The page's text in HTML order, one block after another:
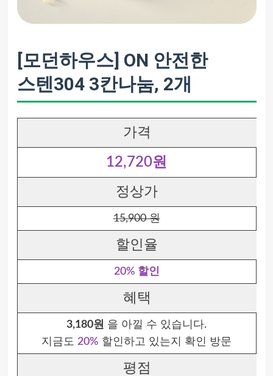
[모던하우스] ON 안전한
스텐304 3칸나눔, 2개
가격
12,720원
정상가
15,900 원
할인율
20% 할인
혜택
3,180원 을 아낄 수 있습니다.
지금도 20% 할인하고 있는지 확인 방문
평점